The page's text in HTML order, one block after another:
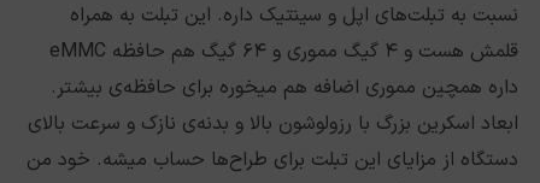
نسبت به تبلت‌های اپل و سینتیک داره. این تبلت به همراه
قلمش هست و ۴ گیگ مموری و ۶۴ گیگ هم حافظه eMMC
داره همچین مموری اضافه هم میخوره برای حافظه‌ی بیشتر.
ابعاد اسکرین بزرگ با رزولوشون بالا و بدنه‌ی نازک و سرعت بالای
دستگاه از مزایای این تبلت برای طراح‌ها حساب میشه. خود من